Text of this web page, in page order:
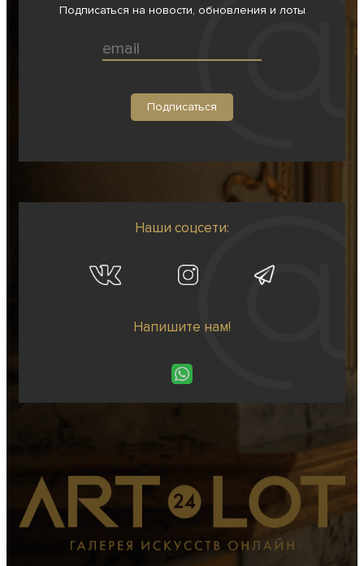
Подписаться на новости, обновления и лоты
Наши соцсети:
Напишите нам!